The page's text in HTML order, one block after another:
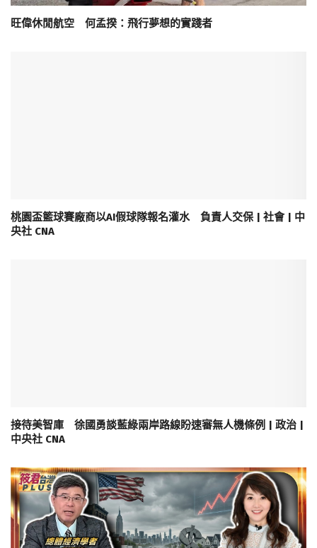
旺偉休閒航空 何孟揆：飛行夢想的實踐者
桃園盃籃球賽廠商以AI假球隊報名灌水 負責人交保 | 社會 | 中
央社 CNA
接待美智庫 徐國勇談藍綠兩岸路線盼速審無人機條例 | 政治 |
中央社 CNA